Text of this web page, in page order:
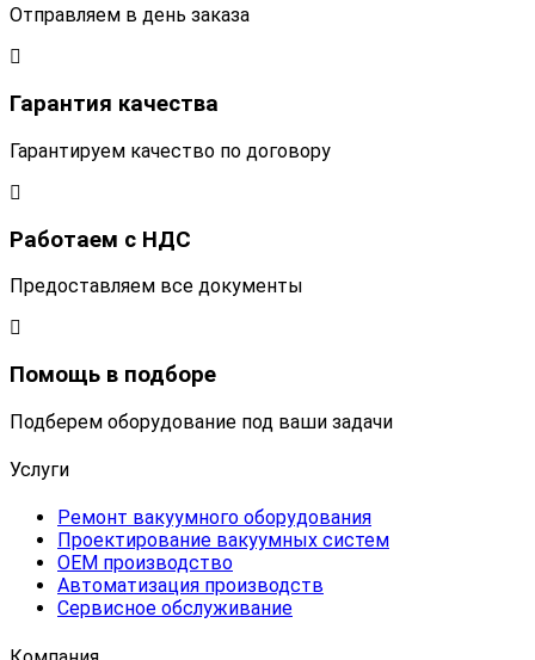
Отправляем в день заказа
Гарантия качества
Гарантируем качество по договору
Работаем с НДС
Предоставляем все документы
Помощь в подборе
Подберем оборудование под ваши задачи
Услуги
Ремонт вакуумного оборудования
Проектирование вакуумных систем
OEM производство
Автоматизация производств
Сервисное обслуживание